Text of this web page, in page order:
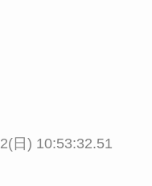
日) 10:53:32.51